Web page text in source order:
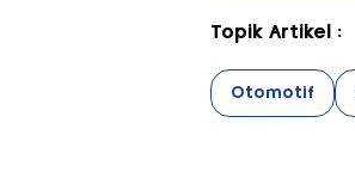
Topik Artikel :
Otomotif